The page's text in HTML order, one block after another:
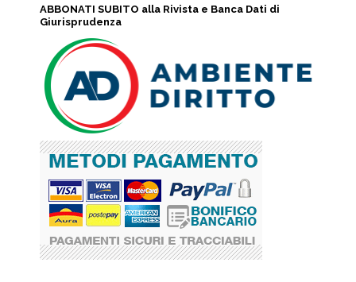
ABBONATI SUBITO alla Rivista e Banca Dati di
Giurisprudenza